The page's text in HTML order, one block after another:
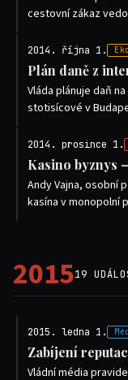
cestovní zákaz
2014. října 1.
Plán daně z
Vláda plánuje daň
stotisícové v
2014. prosince 1.
Kasino byznys
Andy Vajna, osobní
kasína v monopolní
201519
2015. ledna 1.
Zabíjení
Vládní média